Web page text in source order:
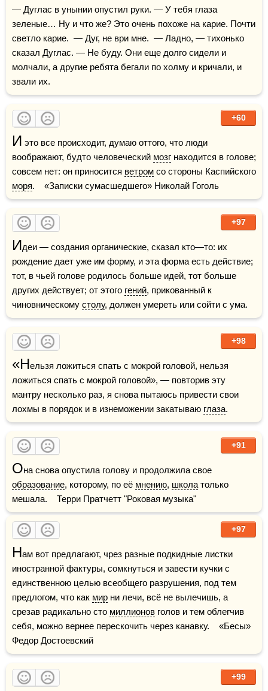
— Дуглас в унынии опустил руки. — У тебя глаза
зеленые… Ну и что же? Это очень похоже на карие. Почти
светло карие.  — Дуг, не ври мне.  — Ладно, — тихонько
сказал Дуглас. — Не буду. Они еще долго сидели и
молчали, а другие ребята бегали по холму и кричали, и
звали их.
+60
И это все происходит, думаю оттого, что люди
воображают, будто человеческий мозг находится в голове;
совсем нет: он приносится ветром
моря.    «Записки сумасшедшего» Николай Гоголь
+97
Идеи — создания органические, сказал кто—то: их
рождение дает уже им форму, и эта форма есть действие;
тот, в чьей голове родилось больше идей, тот больше
других действует; от этого гений, прикованный к
чиновническому столу, должен умереть или сойти с ума.
+98
«Нельзя ложиться спать с мокрой головой, нельзя
ложиться спать с мокрой головой», — повторив эту
мантру несколько раз, я снова пытаюсь привести свои
лохмы в порядок и в изнеможении закатываю глаза.
+91
О
образование, которому, по её мнению, школа только
мешала.    Терри Пратчетт "Роковая музыка"
+97
Нам вот предлагают, чрез разные подкидные листки
иностранной фактуры, сомкнуться и завести кучки с
единственною целью всеобщего разрушения, под тем
предлогом, что как мир ни лечи, всё не вылечишь, а
срезав радикально сто миллионов голов и тем облегчив
себя, можно вернее перескочить через канавку.    «Бесы»
Федор Достоевский
+99